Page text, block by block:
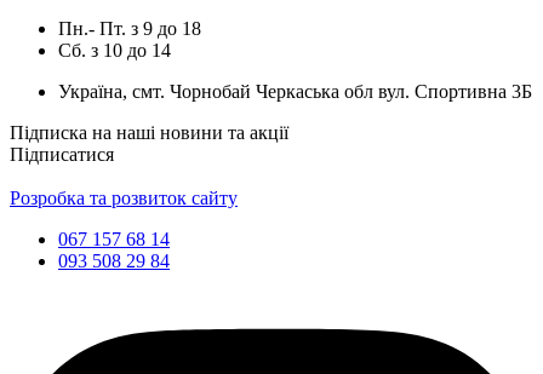
Пн.- Пт. з 9 до 18
Сб. з 10 до 14
Україна, смт. Чорнобай Черкаська обл вул. Спортивна 3Б
Підписка на наші новини та акції
Підписатися
Розробка та розвиток сайту
067 157 68 14
093 508 29 84